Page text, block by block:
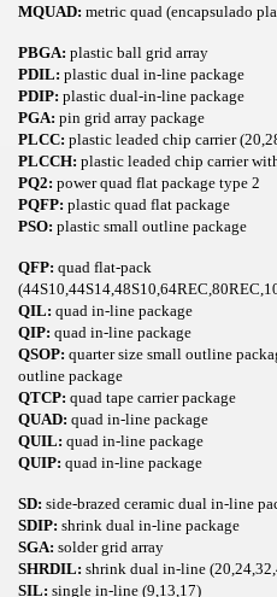
MQUAD: metric quad (encapsulado
PBGA: plastic ball grid array
PDIL: plastic dual in-line package
PDIP: plastic dual-in-line package
PGA: pin grid array package
PLCC: plastic leaded chip carrier
PLCCH: plastic leaded chip carrier
PQ2: power quad flat package type 2
PQFP: plastic quad flat package
PSO: plastic small outline package
QFP: quad flat-pack
QIL: quad in-line package
QIP: quad in-line package
QSOP: quarter size small outline
outline package
QTCP: quad tape carrier package
QUAD: quad in-line package
QUIL: quad in-line package
QUIP: quad in-line package
SD: side-brazed ceramic dual in-line
SDIP: shrink dual in-line package
SGA: solder grid array
SHRDIL: shrink dual in-line
SIL: single in-line (9,13,17)